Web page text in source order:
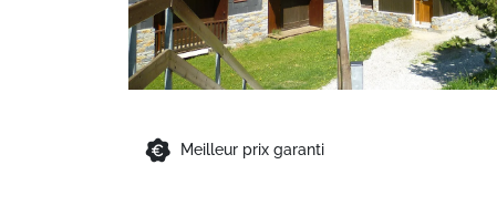
Meilleur prix garanti